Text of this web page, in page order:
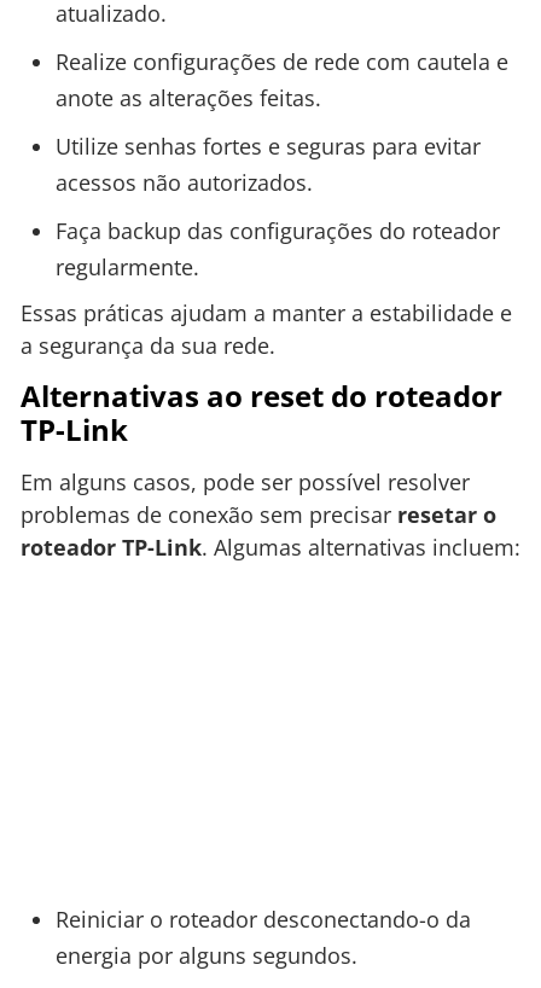
atualizado.
Realize configurações de rede com cautela e
anote as alterações feitas.
Utilize senhas fortes e seguras para evitar
acessos não autorizados.
Faça backup das configurações do roteador
regularmente.
Essas práticas ajudam a manter a estabilidade e
a segurança da sua rede.
Alternativas ao reset do roteador
TP-Link
Em alguns casos, pode ser possível resolver
problemas de conexão sem precisar resetar o
roteador TP-Link. Algumas alternativas incluem:
Reiniciar o roteador desconectando-o da
energia por alguns segundos.